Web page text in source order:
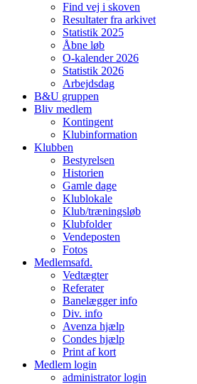
Find vej i skoven
Resultater fra arkivet
Statistik 2025
Åbne løb
O-kalender 2026
Statistik 2026
Arbejdsdag
B&U gruppen
Bliv medlem
Kontingent
Klubinformation
Klubben
Bestyrelsen
Historien
Gamle dage
Klublokale
Klub/træningsløb
Klubfolder
Vendeposten
Fotos
Medlemsafd.
Vedtægter
Referater
Banelægger info
Div. info
Avenza hjælp
Condes hjælp
Print af kort
Medlem login
administrator login